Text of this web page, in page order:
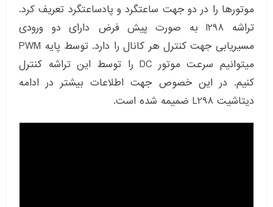
موتورها را در دو جهت ساعتگرد و پادساعتگرد تعریف کرد.
تراشه l298 به صورت پیش فرض دارای دو ورودی
مسیریابی جهت کنترل هر کانال را دارد. توسط پایه PWM
میتوانیم سرعت موتور DC را توسط این تراشه کنترل
کنیم. در این خصوص جهت اطلاعات بیشتر در ادامه
دیتاشیت L298 ضمیمه شده است.